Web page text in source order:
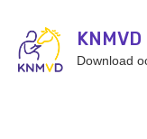
InloggenKNMVD
Download